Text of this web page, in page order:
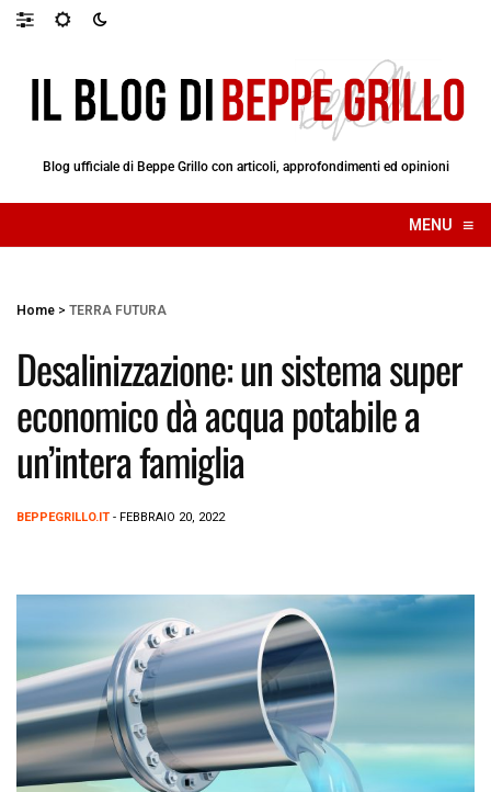
Blog ufficiale di Beppe Grillo con articoli, approfondimenti ed opinioni
MENU ≡
☰
Home > TERRA FUTURA
Desalinizzazione: un sistema super
economico dà acqua potabile a
un’intera famiglia
BEPPEGRILLO.IT - FEBBRAIO 20, 2022